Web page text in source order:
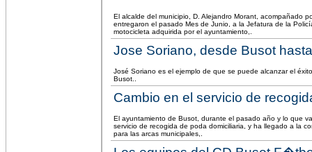
El alcalde del municipio, D. Alejandro Morant, acompañado
entregaron el pasado Mes de Junio, a la Jefatura de la
motocicleta adquirida por el ayuntamiento,.
Jose Soriano, desde Busot
José Soriano es el ejemplo de que se puede alcanzar el
Busot..
Cambio en el servicio de
El ayuntamiento de Busot, durante el pasado año y lo que
servicio de recogida de poda domiciliaria, y ha llegado a la
para las arcas municipales,.